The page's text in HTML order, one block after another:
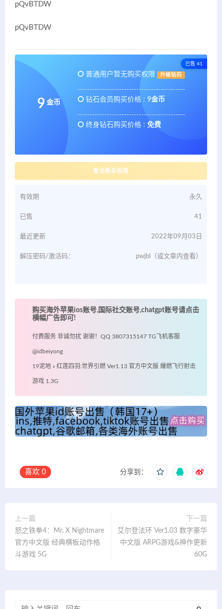
pQvBTDW
pQvBTDW
已售 41
9 金币
普通用户暂无购买权限 升级钻石
钻石会员购买价格 : 9金币
终身钻石购买价格 : 免费
暂无购买权限
有效期 永久
已售 41
最近更新 2022年09月03日
解压密码/激活码： pwjbl（或文章内查看）
购买海外苹果ios账号,国际社交账号,chatgpt账号请点击
横幅广告即可!
付费服务 非诚勿扰 谢谢！QQ 3807315147 TG飞机客服
@idbeiyong
19泥地 » 红莲四羽:世界引燃 Ver1.13 官方中文版 爆燃飞行射击
游戏 1.3G
喜欢 0 分享到：
上一篇
怒之铁拳4：Mr. X Nightmare
官方中文版 经典横板动作格
斗游戏 5G
下一篇
艾尔登法环 Ver1.03 数字豪华
中文版 ARPG游戏&神作更新
60G